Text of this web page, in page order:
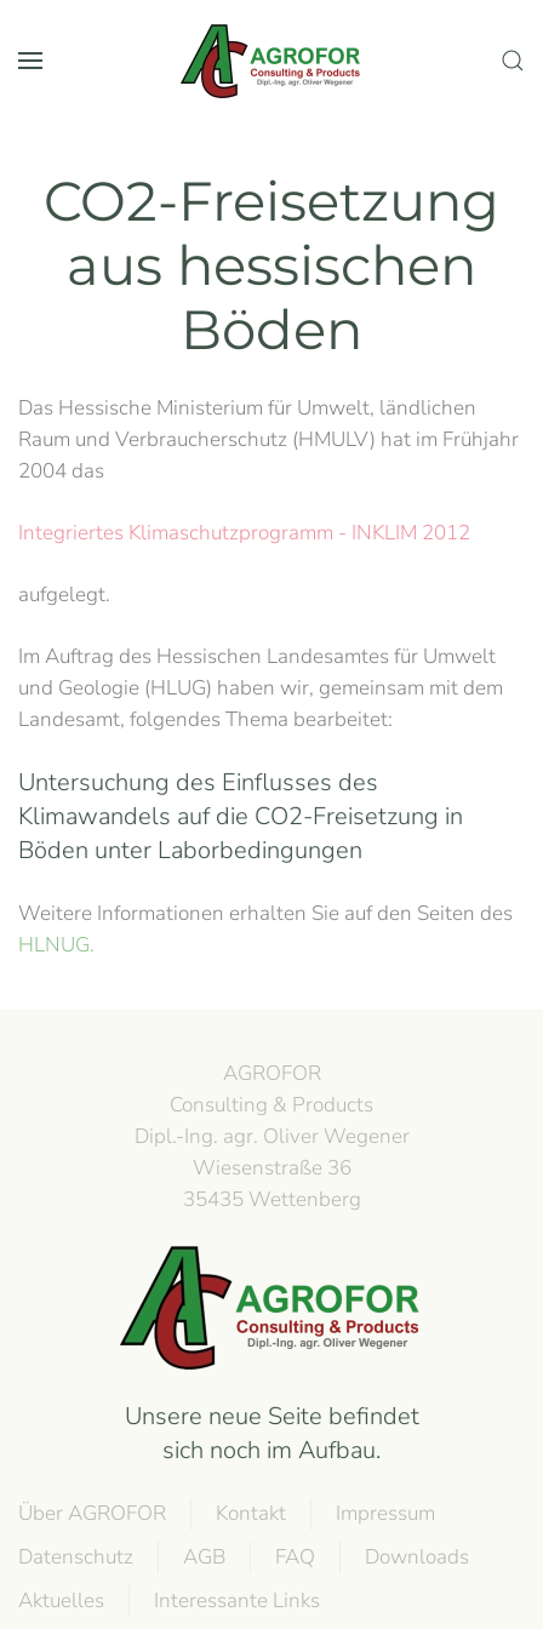
Skip to main content
CO2-Freisetzung
aus hessischen
Böden
Das Hessische Ministerium für Umwelt, ländlichen
Raum und Verbraucherschutz (HMULV) hat im Frühjahr
2004 das
Integriertes Klimaschutzprogramm - INKLIM 2012
aufgelegt.
Im Auftrag des Hessischen Landesamtes für Umwelt
und Geologie (HLUG) haben wir, gemeinsam mit dem
Landesamt, folgendes Thema bearbeitet:
Untersuchung des Einflusses des
Klimawandels auf die CO2-Freisetzung in
Böden unter Laborbedingungen
Weitere Informationen erhalten Sie auf den Seiten des
HLNUG.
AGROFOR
Consulting & Products
Dipl.-Ing. agr. Oliver Wegener
Wiesenstraße 36
35435 Wettenberg
Unsere neue Seite befindet
sich noch im Aufbau.
Über AGROFOR Kontakt
Impressum
Datenschutz
AGB FAQ
Downloads
Aktuelles
Interessante Links